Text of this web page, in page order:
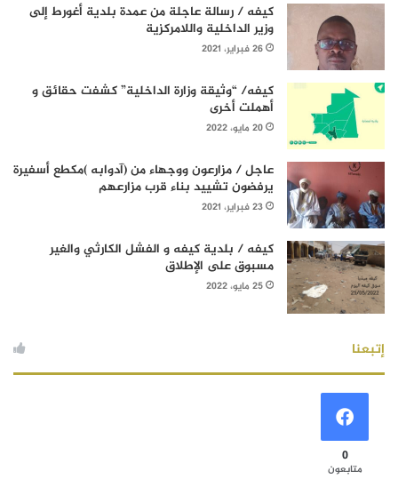
كيفه / رسالة عاجلة من عمدة بلدية أغورط إلى
وزير الداخلية واللامركزية
26 فبراير، 2021
كيفه/ “وثيقة وزارة الداخلية” كشفت حقائق و
أهملت أخرى
20 مايو، 2022
عاجل / مزارعون ووجهاء من (آدوابه )مكطع أسفيرة
يرفضون تشييد بناء قرب مزارعهم
23 فبراير، 2021
كيفه / بلدية كيفه و الفشل الكارثي والغير
مسبوق على الإطلاق
25 مايو، 2022
إتبعنا
0
متابعون